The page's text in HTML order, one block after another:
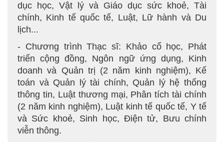
dục học, Vật lý và Giáo dục sức khoẻ, Tài
chính, Kinh tế quốc tế, Luật, Lữ hành và Du
lịch...
- Chương trình Thạc sĩ: Khảo cổ học, Phát
triển cộng đồng, Ngôn ngữ ứng dụng, Kinh
doanh và Quản trị (2 năm kinh nghiệm), Kế
toán và Quản lý tài chính, Quản lý hệ thống
thông tin, Luật thương mại, Phân tích tài chính
(2 năm kinh nghiệm), Luật kinh tế quốc tế, Y tế
và Sức khoẻ, Sinh học, Điện tử, Bưu chính
viễn thông.